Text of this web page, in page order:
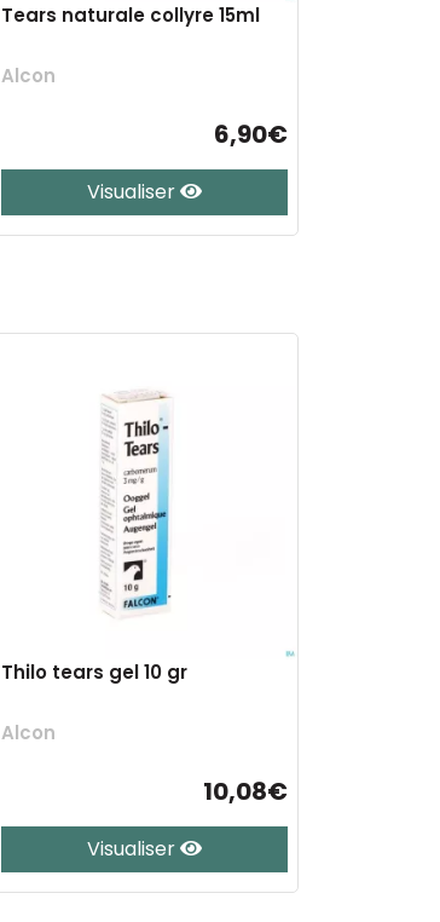
Tears naturale collyre 15ml
Alcon
6,90€
Visualiser
Thilo tears gel 10 gr
Alcon
10,08€
Visualiser